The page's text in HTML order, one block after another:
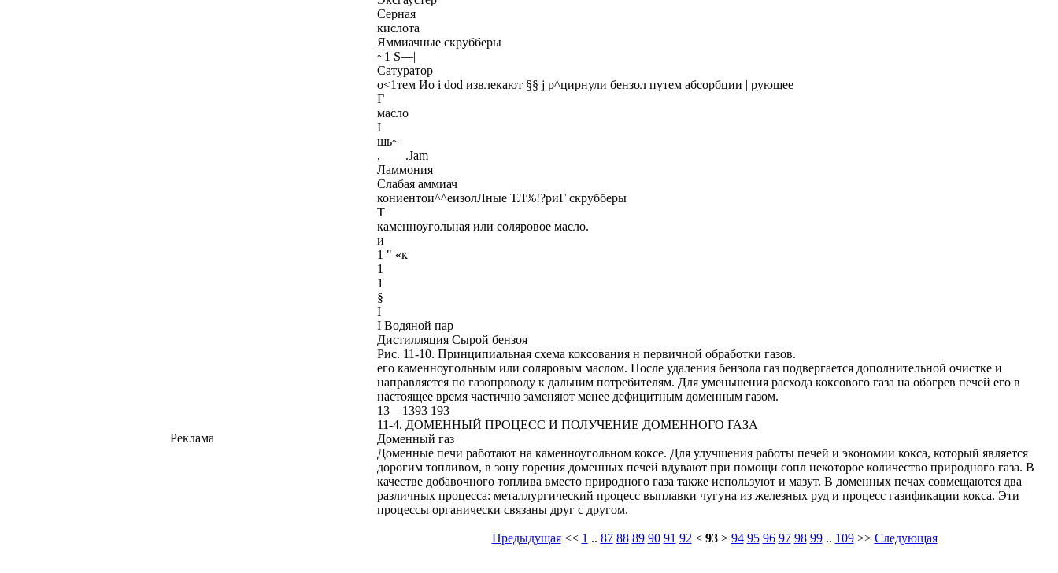
Серная
кислота
Яммиачные скрубберы
~1 S—|
Сатуратор
о<1тем Ио i dod извлекают §§ j р^цирнули бензол путем абсорбции | рующее
Г
масло
I
шь~
,____.Jam
Ламмония
Слабая аммиач
кониентои^^еизолЛные ТЛ%!?риГ скрубберы
Т
каменноугольная или соляровое масло.
и
1 " «к
1
1
§
I
I Водяной пар
Дистилляция Сырой бензоя
Рис. 11-10. Принципиальная схема коксования н первичной обработки газов.
его каменноугольным или соляровым маслом. После удаления бензола газ подвергается дополнительной очистке и
направляется по газопроводу к дальним потребителям. Для уменьшения расхода коксового газа на обогрев печей его в
настоящее время частично заменяют менее дефицитным доменным газом.
13—1393 193
11-4. ДОМЕННЫЙ ПРОЦЕСС И ПОЛУЧЕНИЕ ДОМЕННОГО ГАЗА
Доменный газ
Доменные печи работают на каменноугольном коксе. Для улучшения работы печей и экономии кокса, который является
дорогим топливом, в зону горения доменных печей вдувают при помощи сопл некоторое количество природного газа. В
качестве добавочного топлива вместо природного газа также используют и мазут. В доменных печах совмещаются два
различных процесса: металлургический процесс выплавки чугуна из железных руд и процесс газификации кокса. Эти
процессы органически связаны друг с другом.
Предыдущая<< 1 .. 87 88 89 90 91 92 < 93> 94 95 96 97 98 99.. 109>> Следующая
Реклама